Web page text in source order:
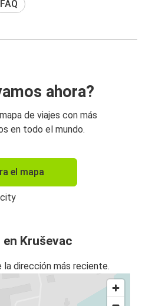
FAQ
ahora?
de viajes con más
en todo el mundo.
el mapa
Kruševac
dirección más reciente.